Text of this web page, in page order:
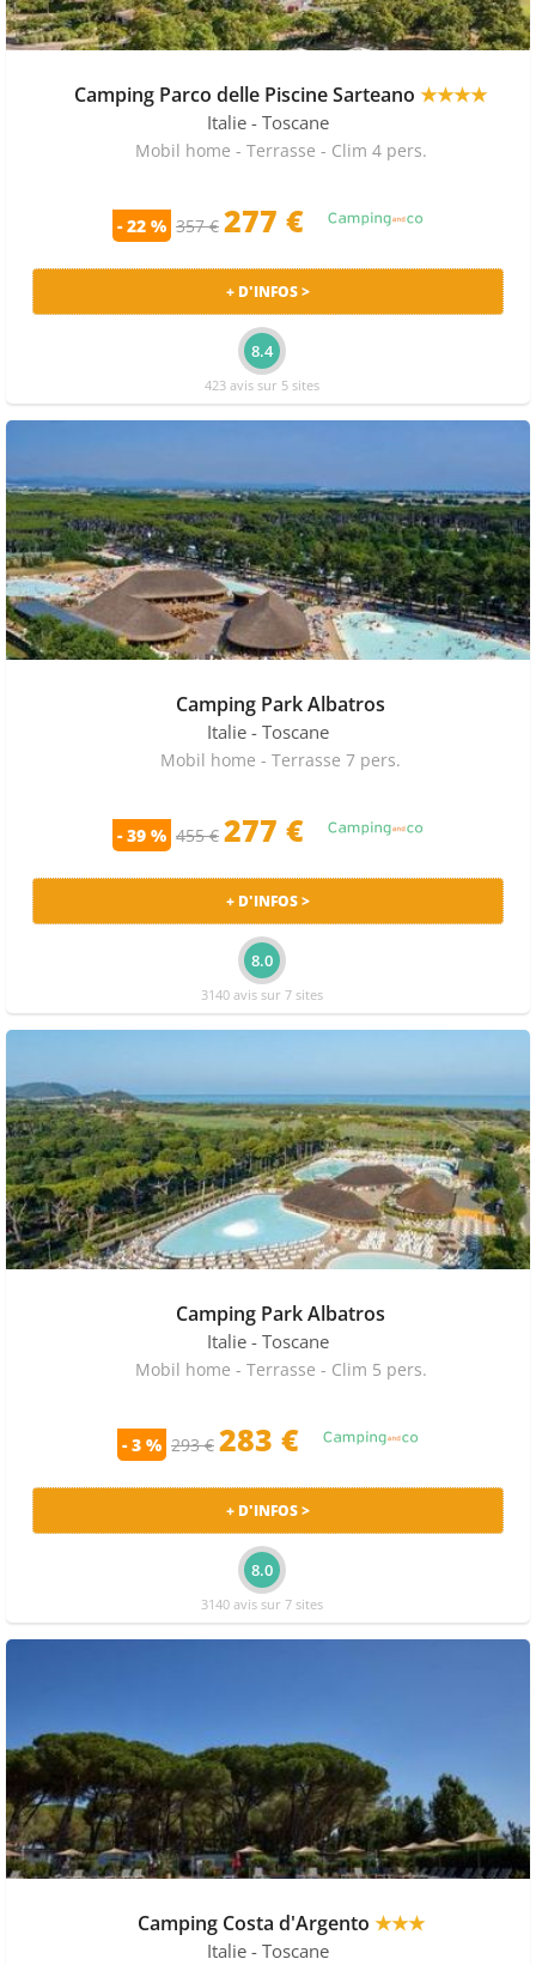
Camping Parco delle Piscine Sarteano ★★★★
Italie - Toscane
Mobil home - Terrasse - Clim 4 pers.
- 22 % 357 € 277 €
+ D'INFOS >
8.4
423 avis sur 5 sites
Camping Park Albatros
Italie - Toscane
Mobil home - Terrasse 7 pers.
- 39 % 455 € 277 €
+ D'INFOS >
8.0
3140 avis sur 7 sites
Camping Park Albatros
Italie - Toscane
Mobil home - Terrasse - Clim 5 pers.
- 3 % 293 € 283 €
+ D'INFOS >
8.0
3140 avis sur 7 sites
Camping Costa d'Argento ★★★
Italie - Toscane